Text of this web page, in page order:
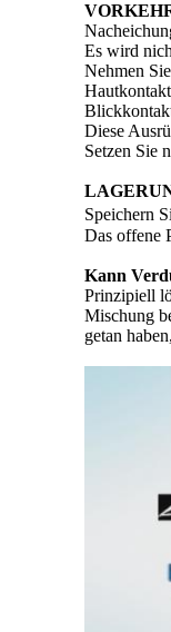
Es wird
Nehmen
Diese
Setzen Sie
Speichern
Das offene
Kann
Prinzipiell
Mischung
getan